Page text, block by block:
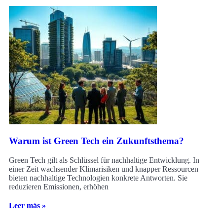
Warum ist Green Tech ein Zukunftsthema?
Green Tech gilt als Schlüssel für nachhaltige Entwicklung. In
einer Zeit wachsender Klimarisiken und knapper Ressourcen
bieten nachhaltige Technologien konkrete Antworten. Sie
reduzieren Emissionen, erhöhen
Leer más »